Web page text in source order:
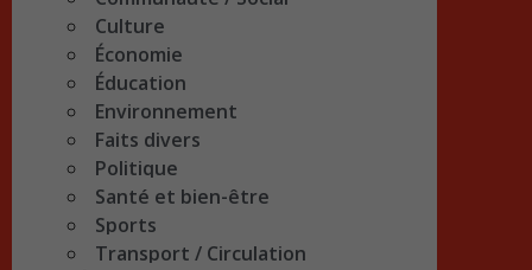
Culture
Économie
Éducation
Environnement
Faits divers
Politique
Santé et bien-être
Sports
Transport / Circulation